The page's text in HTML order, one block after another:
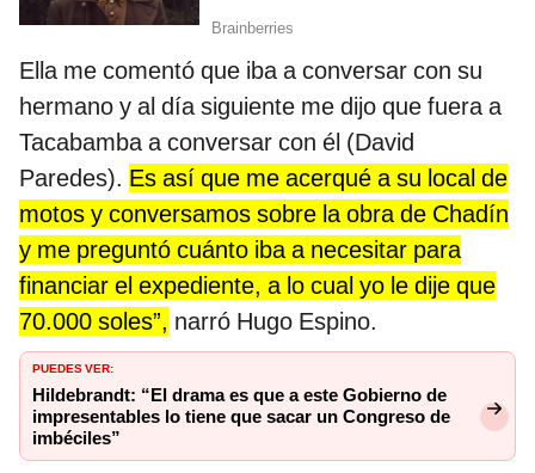
Ella me comentó que iba a conversar con su
hermano y al día siguiente me dijo que fuera a
Tacabamba a conversar con él (David
Paredes). Es así que me acerqué a su local de
motos y conversamos sobre la obra de Chadín
y me preguntó cuánto iba a necesitar para
financiar el expediente, a lo cual yo le dije que
70.000 soles”, narró Hugo Espino.
PUEDES VER:
Hildebrandt: “El drama es que a este Gobierno de
impresentables lo tiene que sacar un Congreso de
imbéciles”